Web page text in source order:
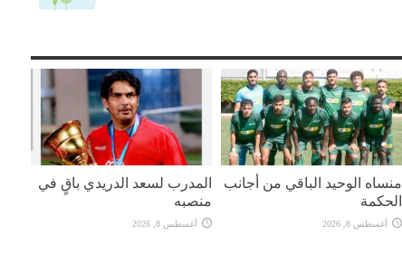
منساه الوحيد الباقي من أجانب
الحكمة
أغسطس 8, 2026
المدرب لسعد الدريدي باقٍ في
منصبه
أغسطس 8, 2026